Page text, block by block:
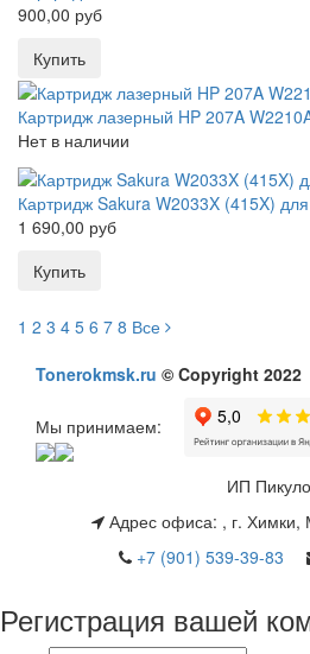
900,00 руб
Картридж лазерный HP 207A
Нет в наличии
Картридж Sakura W2033X (415X)
1 690,00 руб
1 2 3 4 5 6 7 8 Все
Tonerokmsk.ru © Copyright 2022
Мы принимаем:
ИП
Адрес офиса: , г. Химки,
+7 (901) 539-39-83
Регистрация вашей